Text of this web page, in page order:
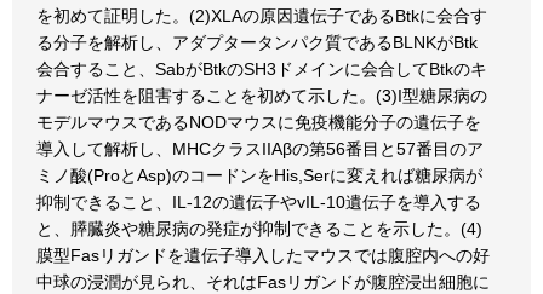
を初めて証明した。(2)XLAの原因遺伝子であるBtkに会合す
る分子を解析し、アダプタータンパク質であるBLNKがBtk
会合すること、SabがBtkのSH3ドメインに会合してBtkのキ
ナーゼ活性を阻害することを初めて示した。(3)I型糖尿病の
モデルマウスであるNODマウスに免疫機能分子の遺伝子を
導入して解析し、MHCクラスIIAβの第56番目と57番目のア
ミノ酸(ProとAsp)のコードンをHis,Serに変えれば糖尿病が
抑制できること、IL-12の遺伝子やvIL-10遺伝子を導入する
と、膵臓炎や糖尿病の発症が抑制できることを示した。(4)
膜型Fasリガンドを遺伝子導入したマウスでは腹腔内への好
中球の浸潤が見られ、それはFasリガンドが腹腔浸出細胞に